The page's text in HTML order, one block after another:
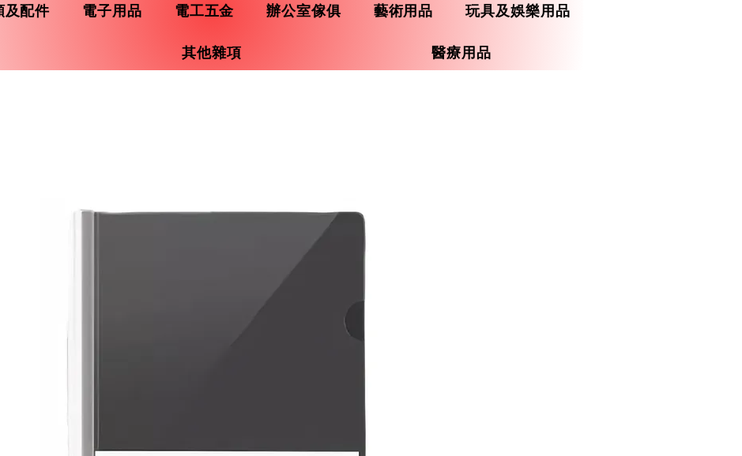
及配件 電子用品 電工五金 辦公室傢俱 藝術用品 玩具及娛樂用品
其他雜項 醫療用品